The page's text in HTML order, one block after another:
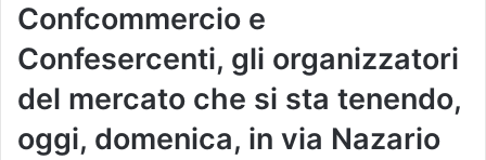
Confcommercio e
Confesercenti, gli organizzatori
del mercato che si sta tenendo,
oggi, domenica, in via Nazario